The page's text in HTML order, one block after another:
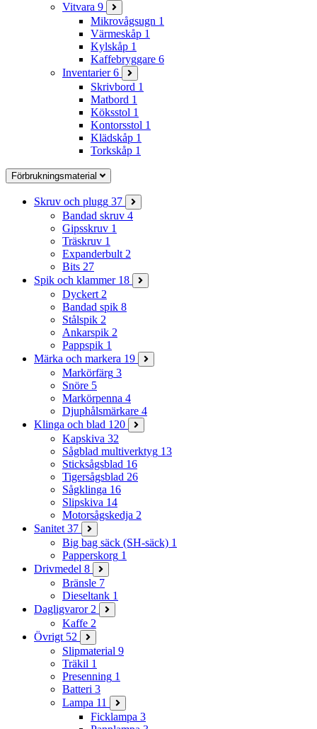
Vitvara 9
Mikrovågsugn 1
Värmeskåp 1
Kylskåp 1
Kaffebryggare 6
Inventarier 6
Skrivbord 1
Matbord 1
Köksstol 1
Kontorsstol 1
Klädskåp 1
Torkskåp 1
Förbrukningsmaterial
Skruv och plugg 37
Bandad skruv 4
Gipsskruv 1
Träskruv 1
Expanderbult 2
Bits 27
Spik och klammer 18
Dyckert 2
Bandad spik 8
Stålspik 2
Ankarspik 2
Pappspik 1
Märka och markera 19
Markörfärg 3
Snöre 5
Markörpenna 4
Djuphålsmärkare 4
Klinga och blad 120
Kapskiva 32
Sågblad multiverktyg 13
Sticksågsblad 16
Tigersågsblad 26
Sågklinga 16
Slipskiva 14
Motorsågskedja 2
Sanitet 37
Big bag säck (SH-säck) 1
Papperskorg 1
Drivmedel 8
Bränsle 7
Dieseltank 1
Dagligvaror 2
Kaffe 2
Övrigt 52
Slipmaterial 9
Träkil 1
Presenning 1
Batteri 3
Lampa 11
Ficklampa 3